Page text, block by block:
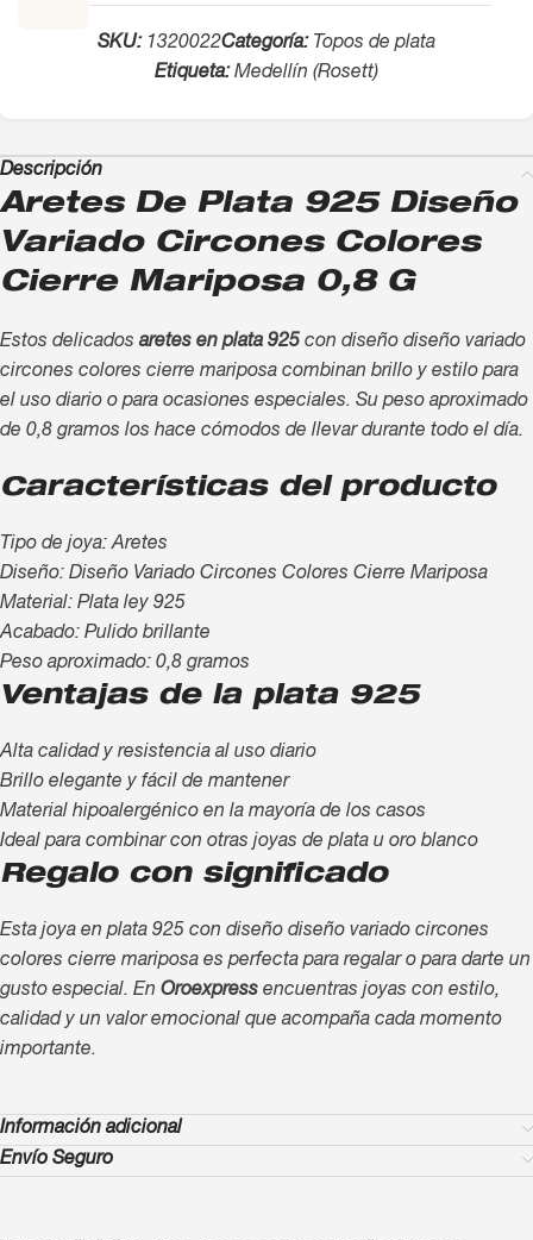
SKU: 1320022Categoría: Topos de plata
Etiqueta: Medellín (Rosett)
Descripción
Aretes De Plata 925 Diseño
Variado Circones Colores
Cierre Mariposa 0,8 G
Estos delicados aretes en plata 925 con diseño diseño variado
circones colores cierre mariposa combinan brillo y estilo para
el uso diario o para ocasiones especiales. Su peso aproximado
de 0,8 gramos los hace cómodos de llevar durante todo el día.
Características del producto
Tipo de joya: Aretes
Diseño: Diseño Variado Circones Colores Cierre Mariposa
Material: Plata ley 925
Acabado: Pulido brillante
Peso aproximado: 0,8 gramos
Ventajas de la plata 925
Alta calidad y resistencia al uso diario
Brillo elegante y fácil de mantener
Material hipoalergénico en la mayoría de los casos
Ideal para combinar con otras joyas de plata u oro blanco
Regalo con significado
Esta joya en plata 925 con diseño diseño variado circones
colores cierre mariposa es perfecta para regalar o para darte un
gusto especial. En Oroexpress encuentras joyas con estilo,
calidad y un valor emocional que acompaña cada momento
importante.
Información adicional
Envío Seguro